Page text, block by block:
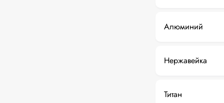
Алюминий
Нержавейка
Титан